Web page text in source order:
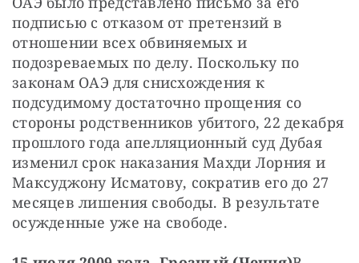
подписью с отказом от претензий в
отношении всех обвиняемых и
подозреваемых по делу. Поскольку по
законам ОАЭ для снисхождения к
подсудимому достаточно прощения со
стороны родственников убитого, 22 декабря
прошлого года апелляционный суд Дубая
изменил срок наказания Махди Лорния и
Максуджону Исматову, сократив его до 27
месяцев лишения свободы. В результате
осужденные уже на свободе.